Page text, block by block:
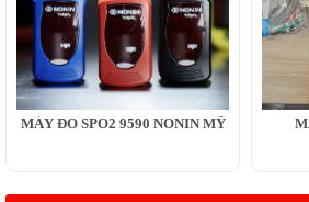
MÁY ĐO SPO2 9590 NONIN MỸ